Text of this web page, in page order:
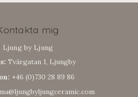
mig
Ljung by Ljung
Tvärgatan 1, Ljungby
+46 (0)730 28 89 86